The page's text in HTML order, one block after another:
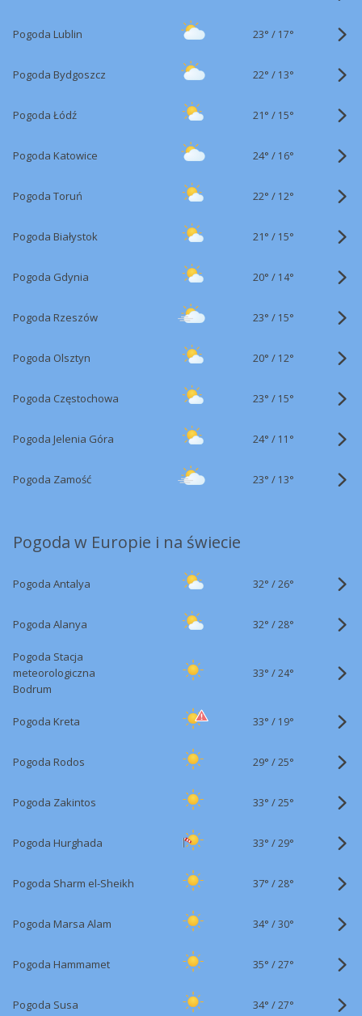
Pogoda Lublin 23° / 17°
Pogoda Bydgoszcz 22° / 13°
Pogoda Łódź 21° / 15°
Pogoda Katowice 24° / 16°
Pogoda Toruń 22° / 12°
Pogoda Białystok 21° / 15°
Pogoda Gdynia 20° / 14°
Pogoda Rzeszów 23° / 15°
Pogoda Olsztyn 20° / 12°
Pogoda Częstochowa 23° / 15°
Pogoda Jelenia Góra 24° / 11°
Pogoda Zamość 23° / 13°
Pogoda w Europie i na świecie
Pogoda Antalya 32° /26°
Pogoda Alanya 32° /28°
Pogoda Stacja
meteorologiczna
Bodrum
33° /24°
Pogoda Kreta 33° / 19°
Pogoda Rodos 29° /25°
Pogoda Zakintos 33° /25°
Pogoda Hurghada 33° /29°
Pogoda Sharm el-Sheikh 37° /28°
Pogoda Marsa Alam 34° /30°
Pogoda Hammamet 35° /27°
Pogoda Susa 34° /27°